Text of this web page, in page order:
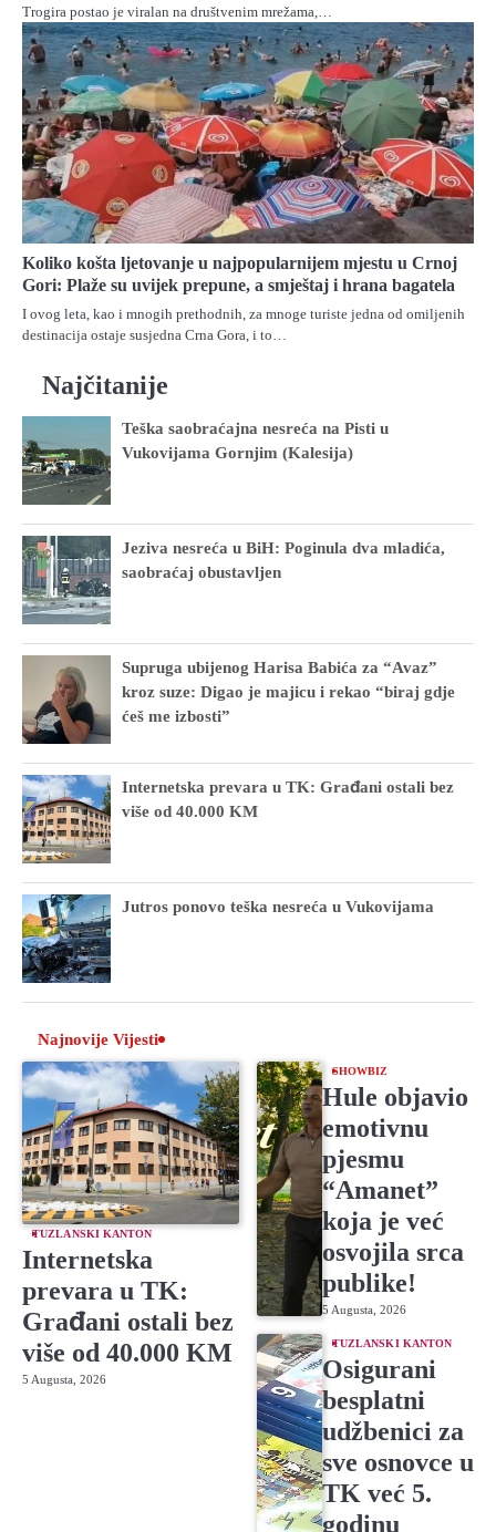
Trogira postao јe viralan na društvenim mrežama,…
Koliko košta ljetovanje u najpopularnijem mjestu u Crnoj
Gori: Plaže su uvijek prepune, a smještaj i hrana bagatela
I ovog leta, kao i mnogih prethodnih, za mnoge turiste jedna od omiljenih
destinacija ostaje susjedna Crna Gora, i to…
Najčitanije
Teška saobraćajna nesreća na Pisti u
Vukovijama Gornjim (Kalesija)
Jeziva nesreća u BiH: Poginula dva mladića,
saobraćaj obustavljen
Supruga ubijenog Harisa Babića za “Avaz”
kroz suze: Digao je majicu i rekao “biraj gdje
ćeš me izbosti”
Internetska prevara u TK: Građani ostali bez
više od 40.000 KM
Jutros ponovo teška nesreća u Vukovijama
Najnovije Vijesti
TUZLANSKI KANTON
Internetska
prevara u TK:
Građani ostali bez
više od 40.000 KM
5 Augusta, 2026
SHOWBIZ
Hule objavio
emotivnu
pjesmu
“Amanet”
koja je već
osvojila srca
publike!
5 Augusta, 2026
TUZLANSKI KANTON
Osigurani
besplatni
udžbenici za
sve osnovce u
TK već 5.
godinu